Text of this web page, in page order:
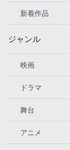
新着作品
ジャンル
映画
ドラマ
舞台
アニメ